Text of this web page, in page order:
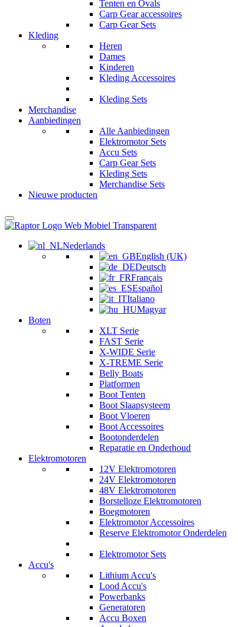
Tenten en Ovals
Carp Gear accessoires
Carp Gear Sets
Kleding
Heren
Dames
Kinderen
Kleding Accessoires
Kleding Sets
Merchandise
Aanbiedingen
Alle Aanbiedingen
Elektromotor Sets
Accu Sets
Carp Gear Sets
Kleding Sets
Merchandise Sets
Nieuwe producten
Nederlands
English (UK)
Deutsch
Français
Español
Italiano
Magyar
Boten
XLT Serie
FAST Serie
X-WIDE Serie
X-TREME Serie
Belly Boats
Platformen
Boot Tenten
Boot Slaapsysteem
Boot Vloeren
Boot Accessoires
Bootonderdelen
Reparatie en Onderhoud
Elektromotoren
12V Elektromotoren
24V Elektromotoren
48V Elektromotoren
Borstelloze Elektromotoren
Boegmotoren
Elektromotor Accessoires
Reserve Elektromotor Onderdelen
Elektromotor Sets
Accu's
Lithium Accu's
Lood Accu's
Powerbanks
Generatoren
Accu Boxen